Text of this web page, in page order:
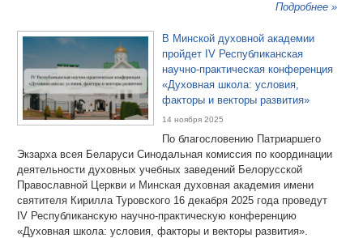
Подробнее »
В Минской духовной академии
пройдет IV Республиканская
научно-практическая конференция
«Духовная школа: условия,
факторы и векторы развития»
14 ноября 2025
По благословению Патриаршего
Экзарха всея Беларуси Синодальная комиссия по координации
деятельности духовных учебных заведений Белорусской
Православной Церкви и Минская духовная академия имени
святителя Кирилла Туровского 16 декабря 2025 года проведут
IV Республиканскую научно-практическую конференцию
«Духовная школа: условия, факторы и векторы развития».